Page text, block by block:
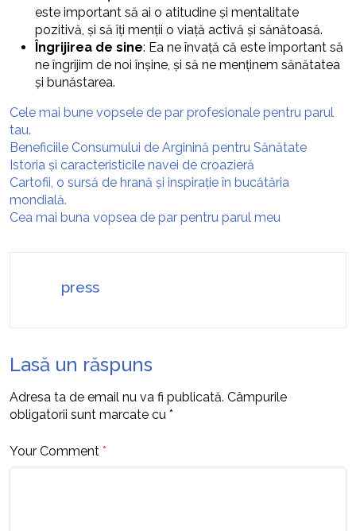
este important să ai o atitudine și mentalitate
pozitivă, și să îți menții o viață activă și sănătoasă.
Îngrijirea de sine: Ea ne învață că este important să
ne îngrijim de noi înșine, și să ne menținem sănătatea
și bunăstarea.
Cele mai bune vopsele de par profesionale pentru parul
tau.
Beneficiile Consumului de Arginină pentru Sănătate
Istoria și caracteristicile navei de croazieră
Cartofii, o sursă de hrană și inspirație în bucătăria
mondială.
Cea mai buna vopsea de par pentru parul meu
press
Lasă un răspuns
Adresa ta de email nu va fi publicată. Câmpurile
obligatorii sunt marcate cu *
Your Comment *